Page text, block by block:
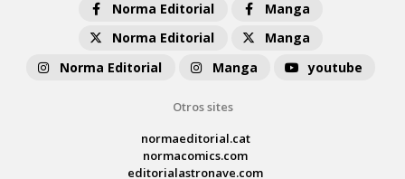
Norma Editorial
Manga
Norma Editorial
Manga
Norma Editorial
Manga youtube
Otros sites
normaeditorial.cat
normacomics.com
editorialastronave.com